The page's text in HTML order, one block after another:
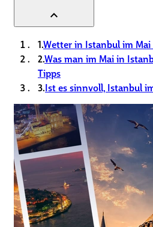
expand_less
1.Wetter in Istanbul im Mai
2.Was man im Mai in
Tipps
3.Ist es sinnvoll, Istanbul